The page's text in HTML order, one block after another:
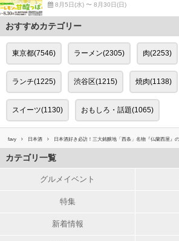
8月5日(水) 〜 8月30日(日)
おすすめカテゴリー
東京都(7546) ラーメン(2305) 肉(2253)
ランチ(1225) 渋谷区(1215) 焼肉(1138)
スイーツ(1130) おもしろ・話題(1065)
favy 日本酒 日本酒好き必訪！三大銘醸地「西条」名物『仏蘭西屋』
カテゴリ一覧
グルメイベント
特集
新着情報